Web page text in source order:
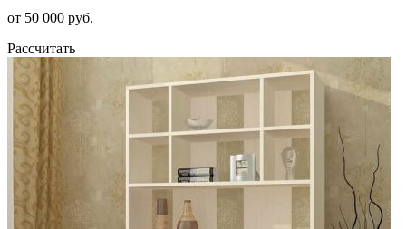
от 50 000 руб.
Рассчитать